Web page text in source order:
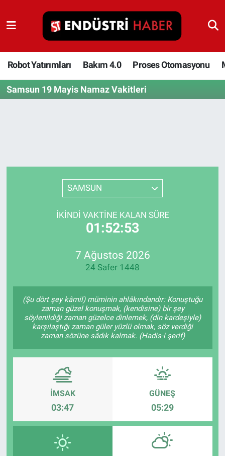
Robot Yatırımları Bakım 4.0 Proses Otomasyonu
Samsun 19 Mayis Namaz Vakitleri
SAMSUN
İKINDI VAKTINE KALAN SÜRE
01:52:53
7 Ağustos 2026
24 Safer 1448
(Şu dört şey kâmil) müminin ahlâkındandır: Konuştuğu
zaman güzel konuşmak, (kendisine) bir şey
söylenildiği zaman güzelce dinlemek, (din kardeşiyle)
karşılaştığı zaman güler yüzlü olmak, söz verdiği
zaman sözüne sâdık kalmak. (Hadis-i şerif)
İMSAK
03:47
GÜNEŞ
05:29
Robot Yatırımları
Bakım 4.0
Proses Otomasyonu
Depolama Çözümleri
İnşaat ve Malzeme
HaberOrtak
Enerjisini Üreten Fabrikalar
Endüstri 4.0 Uygulamaları
Ağır Sanayi Çözümleri